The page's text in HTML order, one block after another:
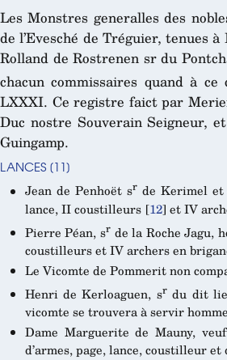
Les Monstres generalles des
de l’Evesché de Tréguier, tenues
Rolland de Rostrenen sr du
chacun commissaires quand à
LXXXI. Ce registre faict par
Duc nostre Souverain Seigneur,
Guingamp.
LANCES [11]
Jean de Penhoët srde Kerimel et
lance, II coustilleurs[12] et IV
Pierre Péan, srde la Roche Jagu,
coustilleurs et IV archers en
Le Vicomte de Pommerit non
Henri de Kerloaguen, srdu dit
vicomte se trouvera à servir
Dame Marguerite de Mauny,
d’armes, page, lance, coustilleur